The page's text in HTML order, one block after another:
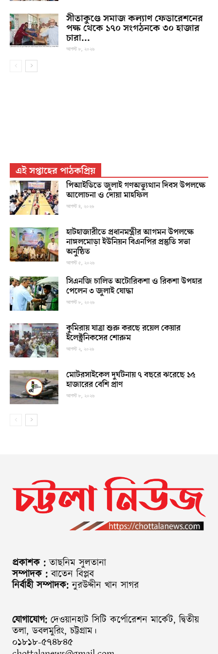
সীতাকুণ্ডে সমাজ কল্যাণ ফেডারেশনের
পক্ষ থেকে ১৭০ সংগঠনকে ৩০ হাজার
চারা...
আগস্ট ৮, ২০২৬
এই সপ্তাহের পাঠকপ্রিয়
পিআইডিতে জুলাই গণঅভ্যুত্থান দিবস উপলক্ষে
আলোচনা ও দোয়া মাহফিল
আগস্ট ৪, ২০২৬
হাটহাজারীতে প্রধানমন্ত্রীর আগমন উপলক্ষে
নাঙ্গলমোড়া ইউনিয়ন বিএনপির প্রস্তুতি সভা
অনুষ্ঠিত
আগস্ট ৫, ২০২৬
সিএনজি চালিত অটোরিকশা ও রিকশা উপহার
পেলেন ৩ জুলাই যোদ্ধা
আগস্ট ৮, ২০২৬
কুমিরায় যাত্রা শুরু করছে রয়েল কেয়ার
ইলেক্ট্রনিকসের শোরুম
আগস্ট ২, ২০২৬
মোটরসাইকেল দুর্ঘটনায় ৭ বছরে ঝরেছে ১৫
হাজারের বেশি প্রাণ
আগস্ট ৮, ২০২৬
প্রকাশক : তাছনিম সুলতানা
সম্পাদক : বাতেন বিপ্লব
নির্বাহী সম্পাদক: নুরউদ্দীন খান সাগর
যোগাযোগ: দেওয়ানহাট সিটি কর্পোরেশন মার্কেট, দ্বিতীয়
তলা, ডবলমুরিং, চট্টগ্রাম।
০১৮১৮-৫৭৪৮৪৫